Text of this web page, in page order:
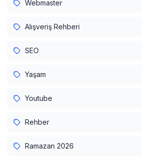
Webmaster
Alışveriş Rehberi
SEO
Yaşam
Youtube
Rehber
Ramazan 2026